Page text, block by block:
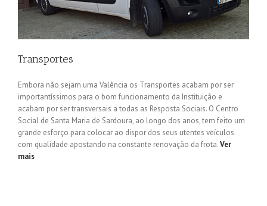
Transportes
Embora não sejam uma Valência os Transportes acabam por ser
importantíssimos para o bom funcionamento da Instituição e
acabam por ser transversais a todas as Resposta Sociais. O Centro
Social de Santa Maria de Sardoura, ao longo dos anos, tem feito um
grande esforço para colocar ao dispor dos seus utentes veículos
com qualidade apostando na constante renovação da frota.Ver
mais